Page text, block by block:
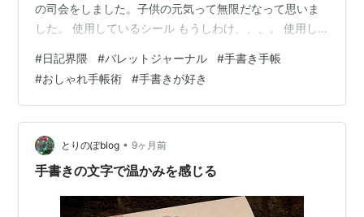
の司会をしました。子供の元気って無限だなって思いま
した。 使用しているシール もうしわけ、、、。 使用し
い。 www.yukikoyano.work ページの作り方 お時間あれ
ばこちらものぞいてみてください。
www.yukikoyano.work 応援をお願いします！宇宙一を目
指しています！ ランキング参加中バレットジャーナル
#日記界隈 #バレットジャーナル #手書き手帳
#おしゃれ手帳術 #手書きが好き
とりのぽblog • 9ヶ月前
手書きの文字で温かみを感じる